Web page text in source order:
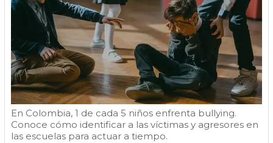
En Colombia, 1 de cada 5 niños enfrenta bullying.
Conoce cómo identificar a las víctimas y agresores en
las escuelas para actuar a tiempo.